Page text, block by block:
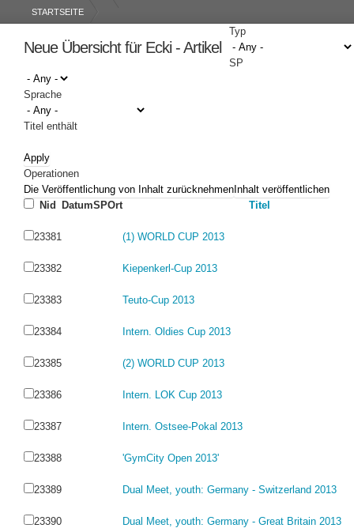
STARTSEITE
Neue Übersicht für Ecki - Artikel
Typ
SP
Sprache
Titel enthält
Operationen
Nid DatumSPOrt Titel
23381 (1) WORLD CUP 2013
23382 Kiepenkerl-Cup 2013
23383 Teuto-Cup 2013
23384 Intern. Oldies Cup 2013
23385 (2) WORLD CUP 2013
23386 Intern. LOK Cup 2013
23387 Intern. Ostsee-Pokal 2013
23388 'GymCity Open 2013'
23389 Dual Meet, youth: Germany - Switzerland 2013
23390 Dual Meet, youth: Germany - Great Britain 2013